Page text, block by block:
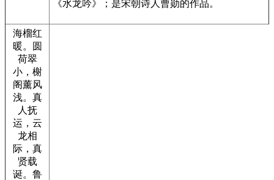
《水龙吟》；是宋朝诗人曹勋的作品。
海榴红
暖。圆
荷翠
小，榭
阁薰风
浅。真
人抚
运，云
龙相
际，真
贤载
诞。鲁